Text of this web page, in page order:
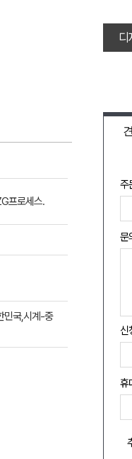
디
주
문
신
휴
프로세스.
민국,시계-중